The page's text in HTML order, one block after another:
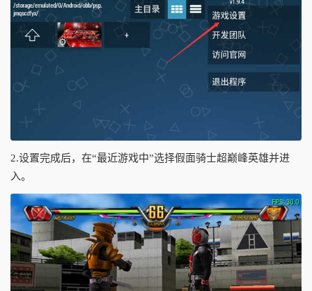
2.设置完成后，在“最近游戏中”选择假面骑士超巅峰英雄并进
入。